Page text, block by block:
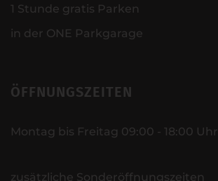
1 Stunde gratis Parken
in der ONE Parkgarage
ÖFFNUNGSZEITEN
Montag bis Freitag 09:00 - 18:00 Uhr
zusätzliche Sonderöffnungszeiten